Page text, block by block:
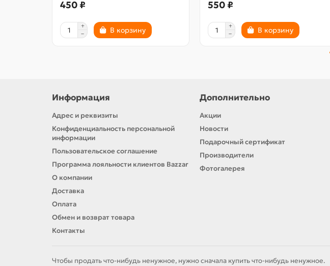
450 ₽
В корзину
550 ₽
В корзину
Информация
Адрес и реквизиты
Конфиденциальность персональной
информации
Пользовательское соглашение
Программа лояльности клиентов Bazzar
О компании
Доставка
Оплата
Обмен и возврат товара
Контакты
Дополнительно
Акции
Новости
Подарочный сертификат
Производители
Фотогалерея
Чтобы продать что-нибудь ненужное, нужно сначала купить что-нибудь ненужное.